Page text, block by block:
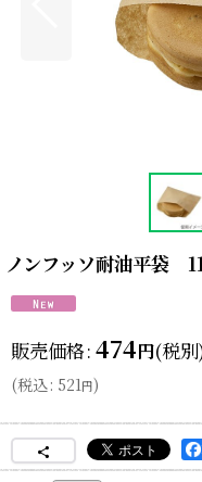
ノンフッソ耐油平袋
販売価格: 474円(税
(税込: 521円)